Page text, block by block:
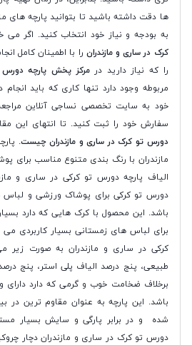
ها دقت داشته باشید تا بتوانید پارچه های
به بودجه و نیاز خود انتخاب کنید. اگر می
کرک در ساری و مازندران را با اطمینان کامل
را که نیاز دارید درمرکز پخش پارچه دورس
مربوطه وجود دارد تنها کاری که باید
خود به سایت تخصصی نساجی آنلاین
سفارش خود را ثبت کنید. تا انتهای این
دورس تو کرک در ساری و مازندران چیست.
مازندران با رنگ بندی متنوع مناسب برای
الیاف پارچه دورس تو کرکی در ساری و
دورس تو کرکی برای پوشاک ورزشی و
باشد. این محصول با کرک هایی که دارد
برای لباس های زمستانی بسیار کاربردی
کرکی در ساری و مازندران به صورت زیر
طبیعی، پنج درصد الیاف پلی استر، پنج
برخلاف ضخامت خوب و گرمی که دارد
باشد. این پارچه به عنوان مقاوم ترین در
شده و در برابر پارگی و سایش بسیار
دورس تو کرک در ساری و مازندران دچار